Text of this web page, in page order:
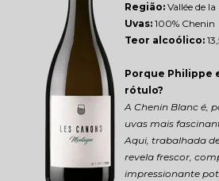
Região: Vallée de la
Uvas: 100% Chenin
Teor alcoólico:
Porque Philippe
rótulo?
A Chenin Blanc é,
uvas mais
Aqui, trabalhada
revela frescor,
impressionante